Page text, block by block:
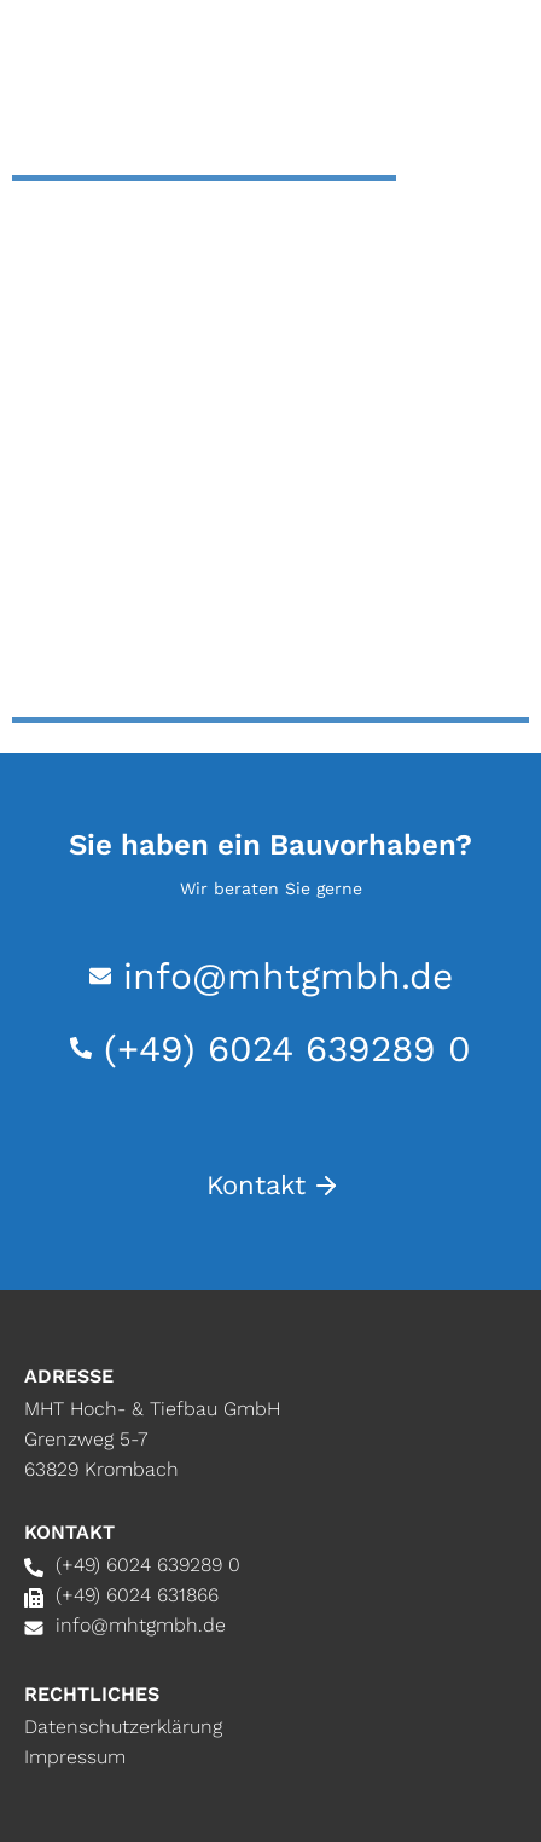
Sie haben ein Bauvorhaben?
Wir beraten Sie gerne
info@mhtgmbh.de
(+49) 6024 639289 0
Kontakt
ADRESSE
MHT Hoch- & Tiefbau GmbH
Grenzweg 5-7
63829 Krombach
KONTAKT
(+49) 6024 639289 0
(+49) 6024 631866
info@mhtgmbh.de
RECHTLICHES
Datenschutzerklärung
Impressum